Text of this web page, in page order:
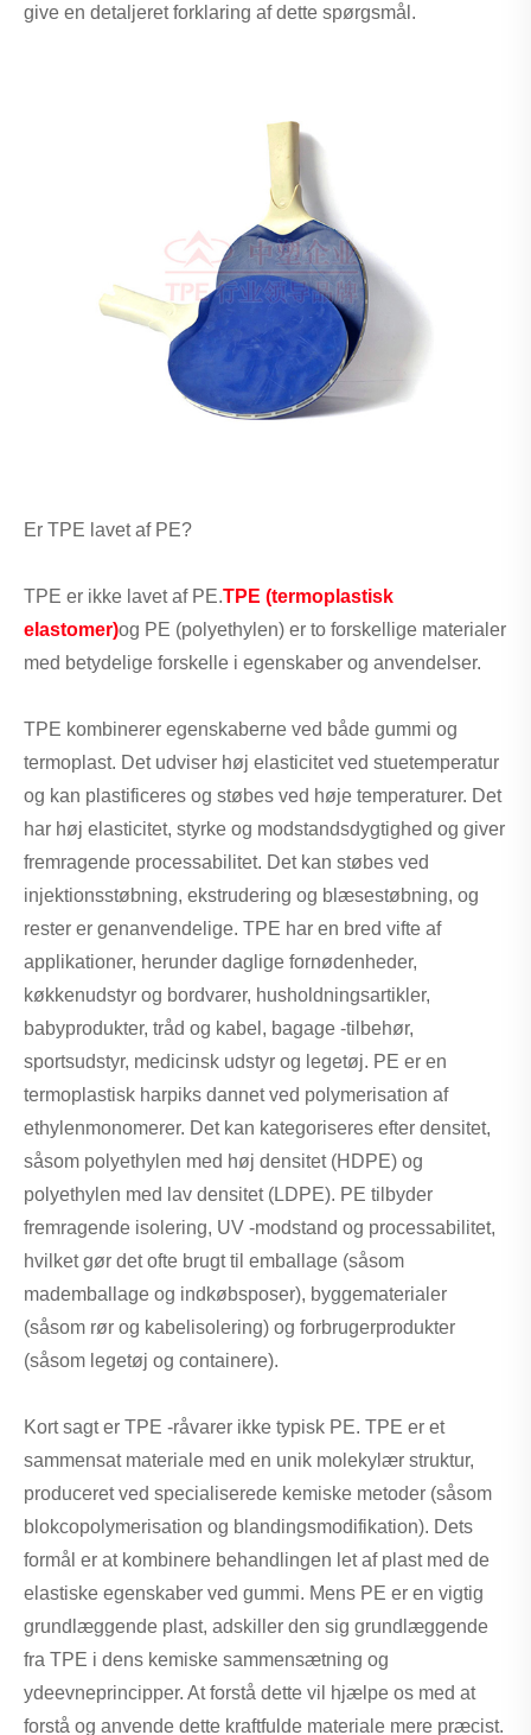
give en detaljeret forklaring af dette spørgsmål.
Er TPE lavet af PE?
TPE er ikke lavet af PE.TPE (termoplastisk
elastomer)og PE (polyethylen) er to forskellige materialer
med betydelige forskelle i egenskaber og anvendelser.
TPE kombinerer egenskaberne ved både gummi og
termoplast. Det udviser høj elasticitet ved stuetemperatur
og kan plastificeres og støbes ved høje temperaturer. Det
har høj elasticitet, styrke og modstandsdygtighed og giver
fremragende processabilitet. Det kan støbes ved
injektionsstøbning, ekstrudering og blæsestøbning, og
rester er genanvendelige. TPE har en bred vifte af
applikationer, herunder daglige fornødenheder,
køkkenudstyr og bordvarer, husholdningsartikler,
babyprodukter, tråd og kabel, bagage -tilbehør,
sportsudstyr, medicinsk udstyr og legetøj. PE er en
termoplastisk harpiks dannet ved polymerisation af
ethylenmonomerer. Det kan kategoriseres efter densitet,
såsom polyethylen med høj densitet (HDPE) og
polyethylen med lav densitet (LDPE). PE tilbyder
fremragende isolering, UV -modstand og processabilitet,
hvilket gør det ofte brugt til emballage (såsom
mademballage og indkøbsposer), byggematerialer
(såsom rør og kabelisolering) og forbrugerprodukter
(såsom legetøj og containere).
Kort sagt er TPE -råvarer ikke typisk PE. TPE er et
sammensat materiale med en unik molekylær struktur,
produceret ved specialiserede kemiske metoder (såsom
blokcopolymerisation og blandingsmodifikation). Dets
formål er at kombinere behandlingen let af plast med de
elastiske egenskaber ved gummi. Mens PE er en vigtig
grundlæggende plast, adskiller den sig grundlæggende
fra TPE i dens kemiske sammensætning og
ydeevneprincipper. At forstå dette vil hjælpe os med at
forstå og anvende dette kraftfulde materiale mere præcist.